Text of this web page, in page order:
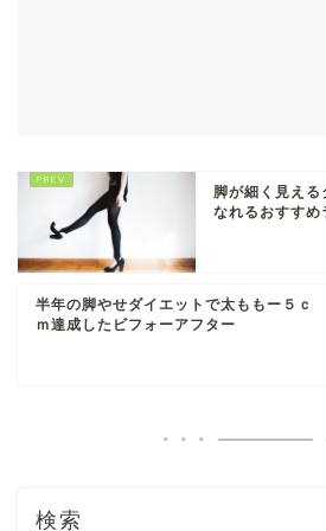
脚が細く見える
なれるおすすめ
半年の脚やせダイエットで太ももー５ｃ
ｍ達成したビフォーアフター
検索